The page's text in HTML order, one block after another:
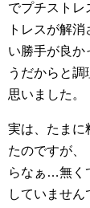
でプチストレ
トレスが解
い勝手が良か
うだからと
思いました。
実は、たまに
たのですが
らなぁ…無く
していませ